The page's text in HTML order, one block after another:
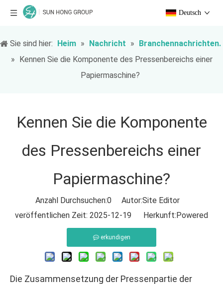
Deutsch
Sie sind hier: Heim » Nachricht » Branchennachrichten.
» Kennen Sie die Komponente des Pressenbereichs einer
Papiermaschine?
Kennen Sie die Komponente
des Pressenbereichs einer
Papiermaschine?
Anzahl Durchsuchen:0 Autor:Site Editor
veröffentlichen Zeit: 2025-12-19 Herkunft:Powered
erkundigen
Die Zusammensetzung der Pressenpartie der